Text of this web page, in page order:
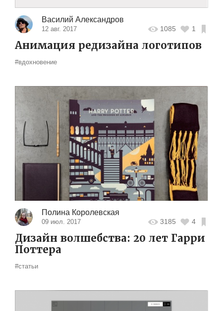
Василий Александров
12 авг. 2017 1085 1
Анимация редизайна логотипов
#вдохновение
Полина Королевская
09 июл. 2017 3185 4
Дизайн волшебства: 20 лет Гарри
Поттера
#статьи